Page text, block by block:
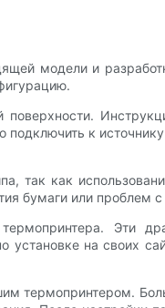
модели и
подключить к
так как
бумаги или проблем
Эти
установке на своих
термопринтером.